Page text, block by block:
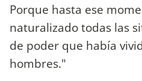
Porque hasta ese
naturalizado todas las
de poder que había
hombres."